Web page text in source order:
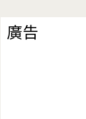
廣告